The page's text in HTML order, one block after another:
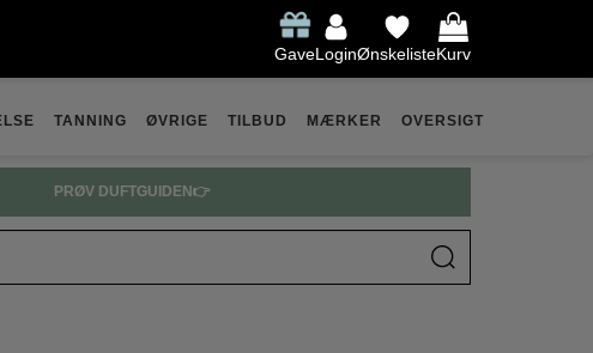
GaveLoginØnskelisteKurv
TANNING ØVRIGE TILBUD MÆRKER OVERSIGT
PRØV DUFTGUIDEN👉